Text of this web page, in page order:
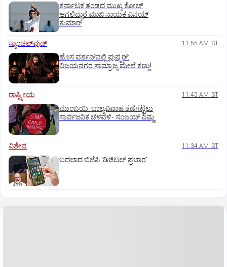
ಕರ್ನಾಟಕ ತಂಡದ ಮುಖ್ಯ ಕೋಚ್‌
ಆಗಲಿದ್ದಾರೆ ಮಾಜಿ ನಾಯಕ ವಿನಯ್‌
ಕುಮಾರ್
ಸ್ಯಾಂಡಲ್‌ವುಡ್‌ 11:55 AM IST
ಹೊಸ ವರ್ಶನ್‌ನಲ್ಲಿ ಪುಷ್ಕರ್‌:
ವಿಜಯನಗರ ಸಾಮ್ರಾಜ್ಯ ಮೇಲೆ ಕಣ್ಣು!
ರಾಷ್ಟ್ರೀಯ 11:45 AM IST
ಮುಂಬಯಿ: ಬಾಲ್ಯವಿವಾಹ ತಡೆಗಟ್ಟಲು
ಸಾರ್ವಜನಿಕ ಚಳವಳಿ- ಸಂಜಯ್‌ ವಿಷ್ಣು
ವಿಶೇಷ 11:34 AM IST
ಬದಲಾದ ಬಿಜೆಪಿ 'ಡಿಜಿಟಲ್‌ ಪ್ರಚಾರ'